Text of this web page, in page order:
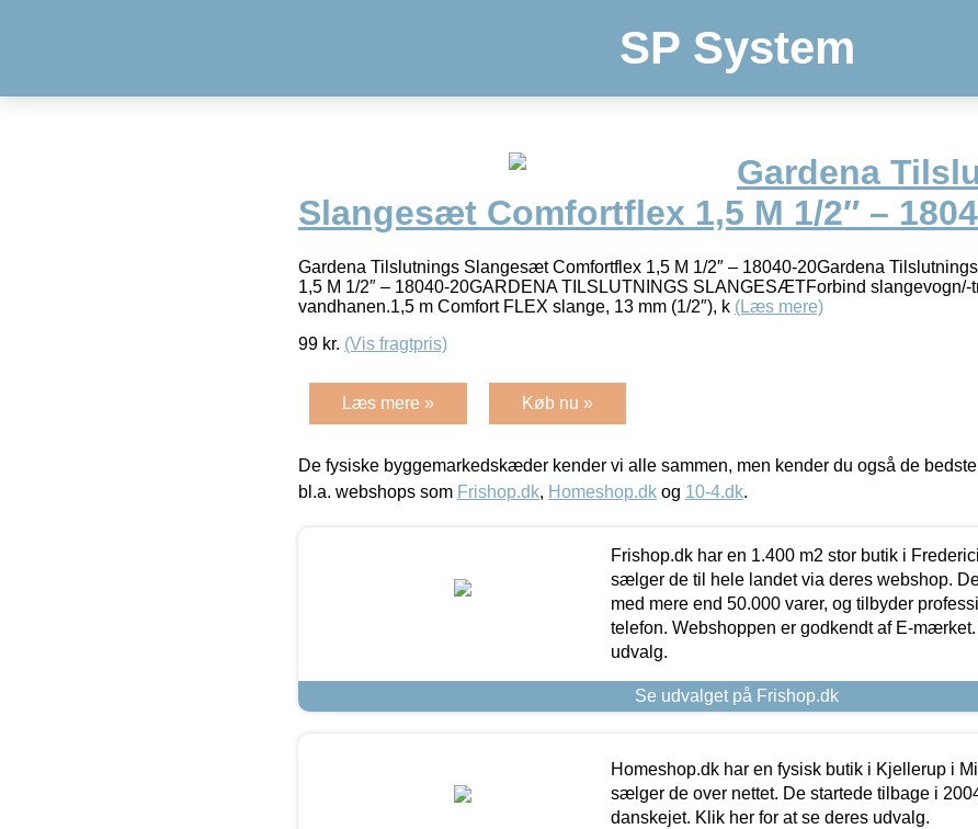
SP System
Gardena
Slangesæt Comfortflex 1,5 M 1/2″ –
Gardena Tilslutnings Slangesæt Comfortflex 1,5 M 1/2″ – 18040-20Gardena
1,5 M 1/2″ – 18040-20GARDENA TILSLUTNINGS SLANGESÆTForbind slangevogn/-
vandhanen.1,5 m Comfort FLEX slange, 13 mm (1/2″), k (Læs mere)
99 kr. (Vis fragtpris)
Læs mere » Køb nu »
De fysiske byggemarkedskæder kender vi alle sammen, men kender du også de
bl.a. webshops som Frishop.dk, Homeshop.dk og 10-4.dk.
Frishop.dk har en 1.400 m2 stor butik i
sælger de til hele landet via deres webshop.
med mere end 50.000 varer, og tilbyder
telefon. Webshoppen er godkendt af E-
udvalg.
Se udvalget på Frishop.dk
Homeshop.dk har en fysisk butik i Kjellerup i
sælger de over nettet. De startede tilbage i
danskejet. Klik her for at se deres udvalg.